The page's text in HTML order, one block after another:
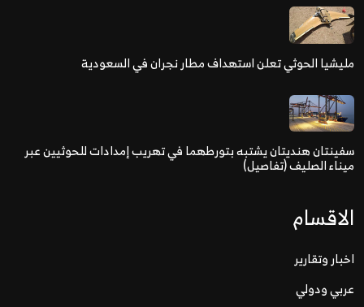
مليشيا الحوثي تعلن استهداف مطار نجران في السعودية
سفينتان هنديتان يشتبه بتورطهما في تهريب إمدادات للحوثيين عبر
ميناء الصليف (تفاصيل)
الاقسام
اخبار وتقارير
عربي ودولي